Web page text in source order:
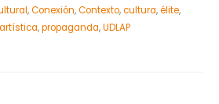
,Conexión,Contexto,cultura,élite,
,propaganda,UDLAP